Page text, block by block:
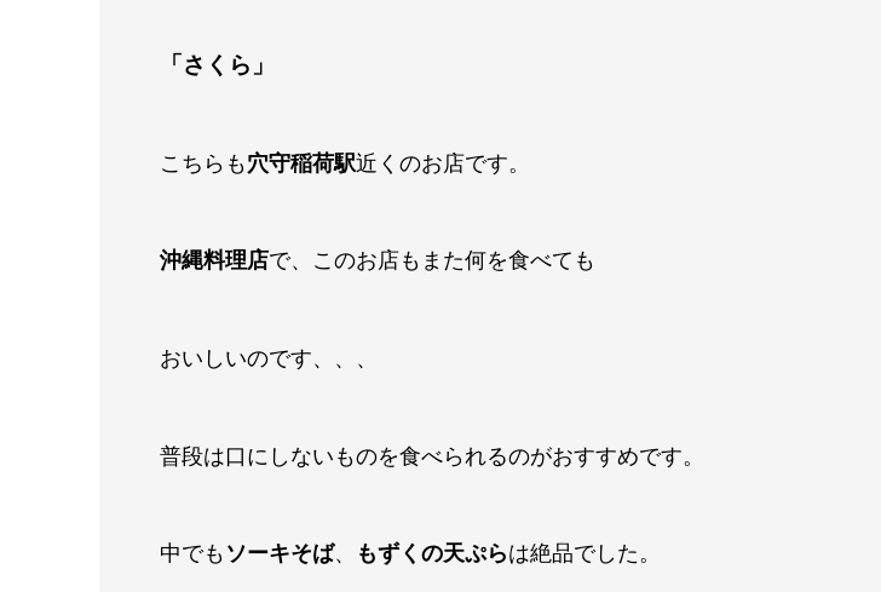
「さくら」
こちらも穴守稲荷駅近くのお店です。
沖縄料理店で、このお店もまた何を食べても
おいしいのです、、、
普段は口にしないものを食べられるのがおすすめです。
中でも ソーキそば、 もずくの天ぷらは絶品でした。